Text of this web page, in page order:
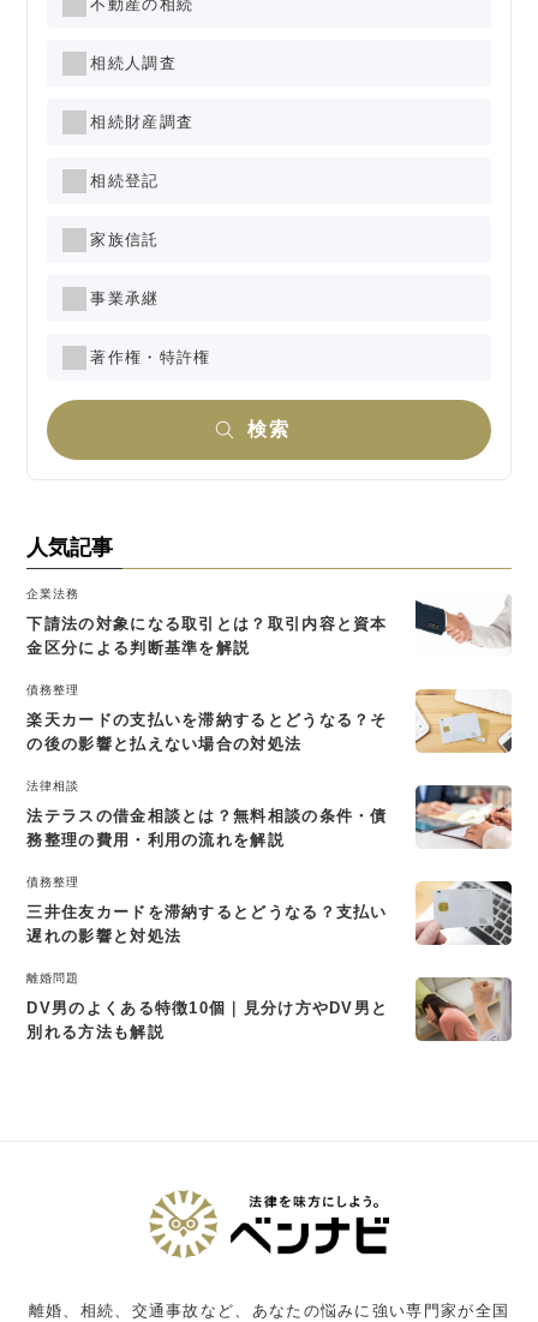
不動産の相続
相続人調査
相続財産調査
相続登記
家族信託
事業承継
著作権・特許権
検索
人気記事
企業法務
下請法の対象になる取引とは？取引内容と資本
金区分による判断基準を解説
債務整理
楽天カードの支払いを滞納するとどうなる？そ
の後の影響と払えない場合の対処法
法律相談
法テラスの借金相談とは？無料相談の条件・債
務整理の費用・利用の流れを解説
債務整理
三井住友カードを滞納するとどうなる？支払い
遅れの影響と対処法
離婚問題
DV男のよくある特徴10個｜見分け方やDV男と
別れる方法も解説
離婚、相続、交通事故など、あなたの悩みに強い専門家が全国